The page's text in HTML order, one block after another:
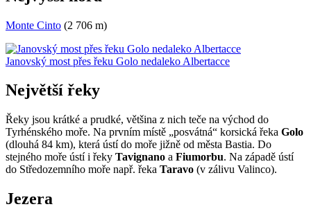
Monte Cinto (2 706 m)
Janovský most přes řeku Golo nedaleko Albertacce
Největší řeky
Řeky jsou krátké a prudké, většina z nich teče na východ do
Tyrhénského moře. Na prvním místě „posvátná“ korsická řeka Golo
(dlouhá 84 km), která ústí do moře jižně od města Bastia. Do
stejného moře ústí i řeky Tavignano a Fiumorbu. Na západě ústí
do Středozemního moře např. řeka Taravo (v zálivu Valinco).
Jezera